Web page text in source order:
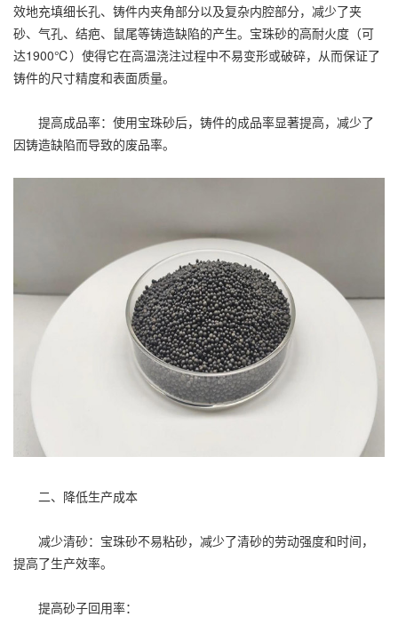
效地充填细长孔、铸件内夹角部分以及复杂内腔部分，减少了夹
砂、气孔、结疤、鼠尾等铸造缺陷的产生。宝珠砂的高耐火度（可
达1900℃）使得它在高温浇注过程中不易变形或破碎，从而保证了
铸件的尺寸精度和表面质量。
提高成品率：使用宝珠砂后，铸件的成品率显著提高，减少了
因铸造缺陷而导致的废品率。
二、降低生产成本
减少清砂：宝珠砂不易粘砂，减少了清砂的劳动强度和时间，
提高了生产效率。
提高砂子回用率：